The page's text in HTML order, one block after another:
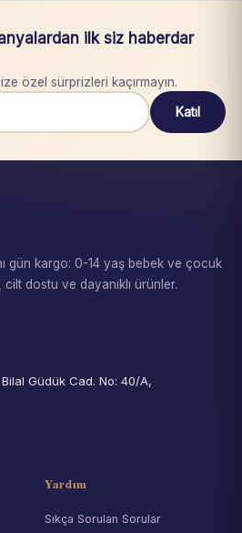
ilk siz haberdar
özel sürprizleri kaçırmayın.
Katıl
gün kargo: 0-14 yaş bebek ve çocuk
dostu ve dayanıklı ürünler.
Güdük Cad. No: 40/A,
Yardım
Sıkça Sorulan Sorular